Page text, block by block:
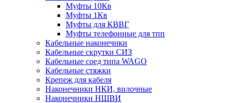
Муфты 10Кв
Муфты 1Кв
Муфты для КВВГ
Муфты телефонные для тпп
Кабельные наконечнки
Кабельные скрутки СИЗ
Кабельные соед типа WAGO
Кабельные стяжки
Крепеж для кабеля
Наконечники НКИ, вилочные
Наконечники НШВИ